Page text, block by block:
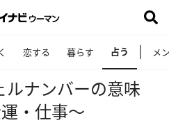
恋する 暮らす 占う メ
ルナンバーの意味
・仕事～